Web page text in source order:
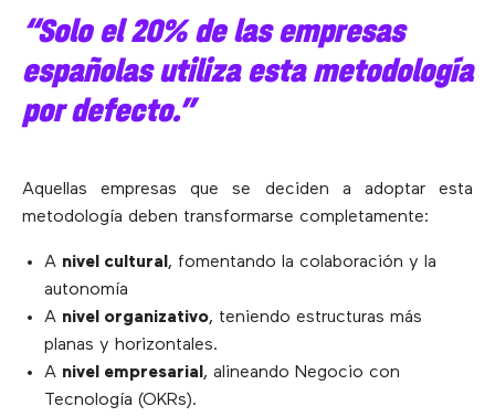
“Solo el 20% de las empresas
españolas utiliza esta metodología
por defecto.”
Aquellas empresas que se deciden a adoptar esta
metodología deben transformarse completamente:
A nivel cultural , fomentando la colaboración y la
autonomía
A nivel organizativo, teniendo estructuras más
planas y horizontales.
A nivel empresarial , alineando Negocio con
Tecnología (OKRs).